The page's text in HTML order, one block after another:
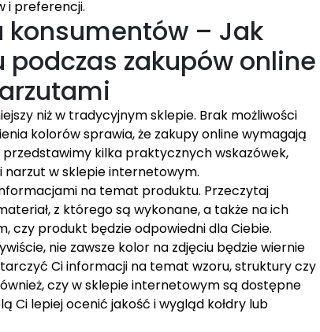
i preferencji.
konsumentów – Jak
zakupów online
niż w tradycyjnym sklepie. Brak możliwości
kolorów sprawia, że zakupy online wymagają
przedstawimy kilka praktycznych wskazówek,
w sklepie internetowym.
na temat produktu. Przeczytaj
z którego są wykonane, a także na ich
czy produkt będzie odpowiedni dla Ciebie.
nie zawsze kolor na zdjęciu będzie wiernie
Ci informacji na temat wzoru, struktury czy
czy w sklepie internetowym są dostępne
Ci lepiej ocenić jakość i wygląd kołdry lub